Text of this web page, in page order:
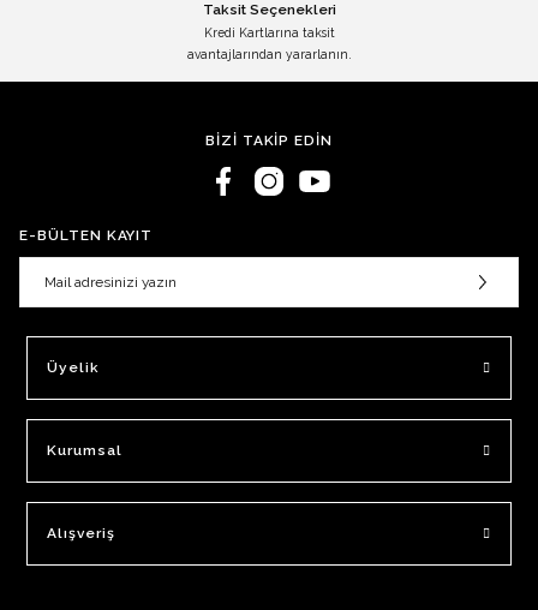
Taksit Seçenekleri
Kredi Kartlarına taksit
avantajlarından yararlanın.
BİZİ TAKİP EDİN
E-BÜLTEN KAYIT
Üyelik
Kurumsal
Alışveriş